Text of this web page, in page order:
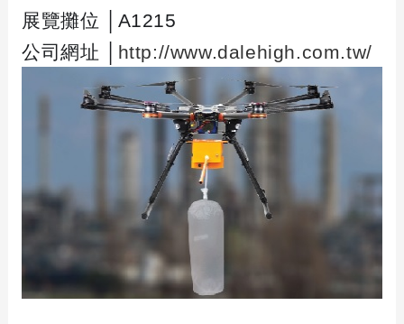
展覽攤位
│A1215
公司網址
http://www.dalehigh.com.tw/